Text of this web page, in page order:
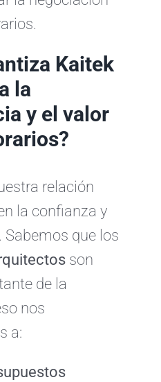
Kaitek
la
y el valor
relación
la confianza y
Sabemos que los
son
de la
nos
a: